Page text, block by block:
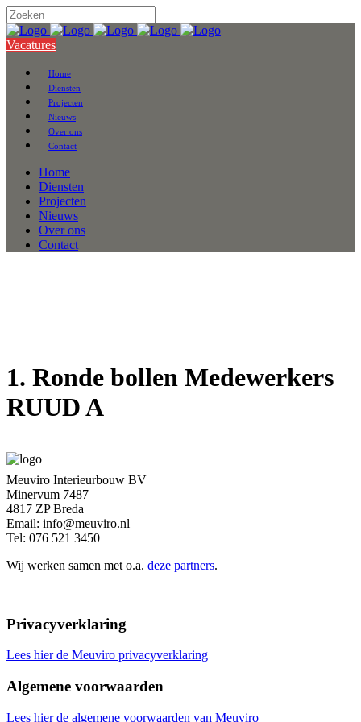
Vacatures
Home
Diensten
Projecten
Nieuws
Over ons
Contact
Home
Diensten
Projecten
Nieuws
Over ons
Contact
1. Ronde bollen Medewerkers
RUUD A
Meuviro Interieurbouw BV
Minervum 7487
4817 ZP Breda
Email: info@meuviro.nl
Tel: 076 521 3450
Wij werken samen met o.a. deze partners.
Privacyverklaring
Lees hier de Meuviro privacyverklaring
Algemene voorwaarden
Lees hier de algemene voorwaarden van Meuviro